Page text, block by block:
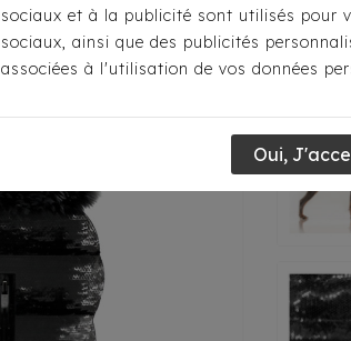
Accueil Pour S'habiller
sociaux et à la publicité sont utilisés pour
sociaux, ainsi que des publicités
associées à l'utilisation de vos données